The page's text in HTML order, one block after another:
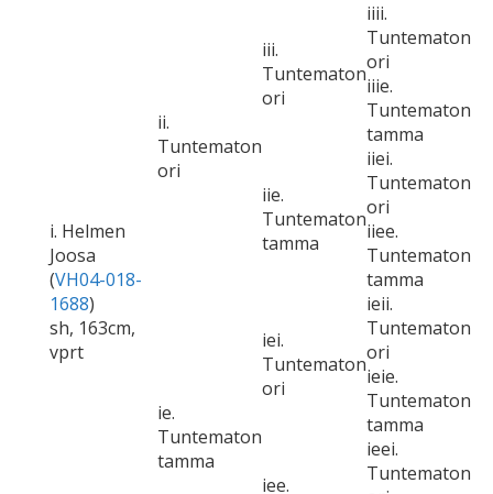
i. Helmen
Joosa
(VH04-018-
1688)
sh, 163cm,
vprt
ii.
Tuntematon
ori
iii.
Tuntematon
ori
iiii.
Tuntematon
ori
iiie.
Tuntematon
tamma
iie.
Tuntematon
tamma
iiei.
Tuntematon
ori
iiee.
Tuntematon
tamma
ie.
Tuntematon
tamma
iei.
Tuntematon
ori
ieii.
Tuntematon
ori
ieie.
Tuntematon
tamma
iee.
ieei.
Tuntematon